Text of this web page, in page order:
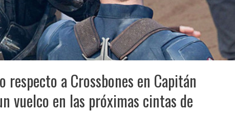
respecto a Crossbones en Capitán
vuelco en las próximas cintas de